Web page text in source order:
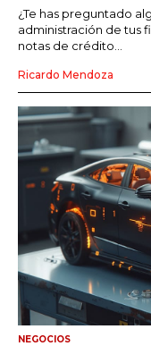
¿Te has preguntado
administración de tus
notas de crédito...
Ricardo Mendoza
NEGOCIOS